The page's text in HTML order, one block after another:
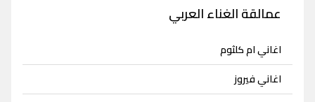
عمالقة الغناء العربي
اغاني ام كلثوم
اغاني فيروز